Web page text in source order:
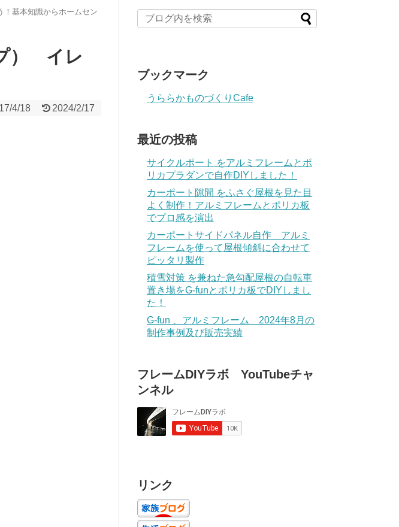
！基本知識からホームセン
） イレ
4/18 2024/2/17
ブックマーク
うららかものづくりCafe
最近の投稿
サイクルポート をアルミフレームとポ
リカプラダンで自作DIYしました！
カーポート隙間 をふさぐ屋根を見た目
よく制作！アルミフレームとポリカ板
でプロ感を演出
カーポートサイドパネル自作 アルミ
フレームを使って屋根傾斜に合わせて
ピッタリ製作
積雪対策 を兼ねた急勾配屋根の自転車
置き場をG-funとポリカ板でDIYしまし
た！
G-fun 、アルミフレーム 2024年8月の
制作事例及び販売実績
フレームDIYラボ YouTubeチャ
ンネル
リンク